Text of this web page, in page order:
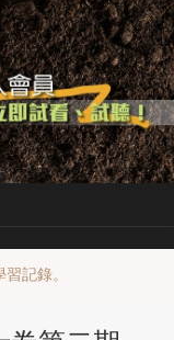
記錄。